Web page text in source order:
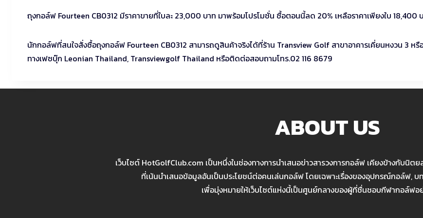
ถุงกอล์ฟ Fourteen CB0312 มีราคาขายที่ใบละ 23,000 บาท มาพร้อมโปรโมชั่น ซื้อตอนนี้ลด 20% เหลือราคาเพียงใบ 18,400
นักกอล์ฟที่สนใจสั่งซื้อถุงกอล์ฟ Fourteen CB0312 สามารถดูสินค้าจริงได้ที่ร้าน Transview Golf สาขาอาคารเคี่ยนหงวน 3 หรื
ทางเฟซบุ๊ก Leonian Thailand, Transviewgolf Thailand หรือติดต่อสอบถามโทร.02 116 8679
ABOUT US
เว็บไซต์ HotGolfClub.com เป็นหนึ่งในช่องทางการนำเสนอข่าวสารวงการกอล์ฟ เคียงข้างกับนิ
ที่เน้นนำเสนอข้อมูลอันเป็นประโยชน์ต่อคนเล่นกอล์ฟ โดยเฉพาะเรื่องของอุปกรณ์กอล์ฟ, บ
เพื่อมุ่งหมายให้เว็บไซต์แห่งนี้เป็นศูนย์กลางของผู้ที่ชื่นชอบกีฬากอล์ฟอ